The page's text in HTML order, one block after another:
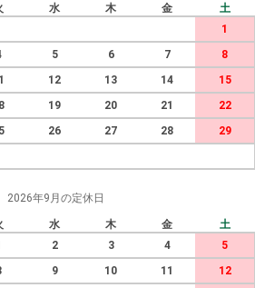
水 木 金
土
1
5 6 7
8
12 13 14
15
19 20 21
22
26 27 28
29
2026年9月の定休日
水 木 金
土
2 3 4
5
9 10 11
12